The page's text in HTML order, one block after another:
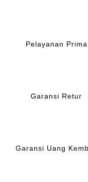
Pelayanan Prima
Garansi Retur
Garansi Uang